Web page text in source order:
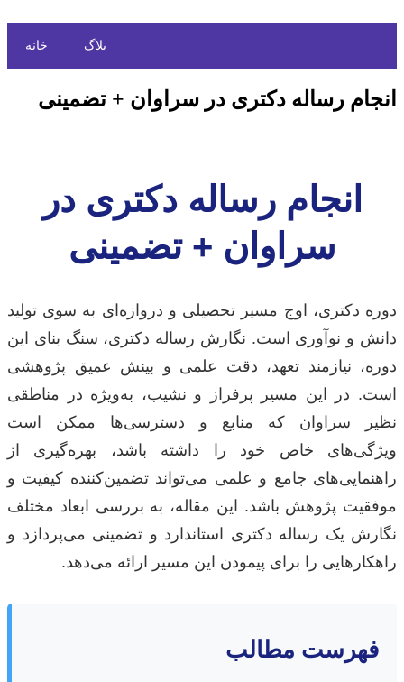
خانه بلاگ
انجام رساله دکتری در سراوان + تضمینی
انجام رساله دکتری در
سراوان + تضمینی
دوره دکتری، اوج مسیر تحصیلی و دروازه‌ای به سوی تولید
دانش و نوآوری است. نگارش رساله دکتری، سنگ بنای این
دوره، نیازمند تعهد، دقت علمی و بینش عمیق پژوهشی
است. در این مسیر پرفراز و نشیب، به‌ویژه در مناطقی
نظیر سراوان که منابع و دسترسی‌ها ممکن است
ویژگی‌های خاص خود را داشته باشد، بهره‌گیری از
راهنمایی‌های جامع و علمی می‌تواند تضمین‌کننده کیفیت و
موفقیت پژوهش باشد. این مقاله، به بررسی ابعاد مختلف
نگارش یک رساله دکتری استاندارد و تضمینی می‌پردازد و
راهکارهایی را برای پیمودن این مسیر ارائه می‌دهد.
فهرست مطالب